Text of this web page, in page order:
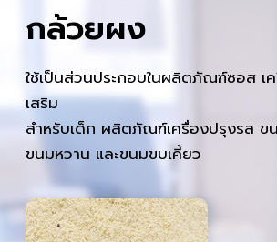
กล้วยผง
ใช้เป็นส่วนประกอบในผลิตภัณฑ์ซอส เ
เสริม
สำหรับเด็ก ผลิตภัณฑ์เครื่องปรุงรส ข
ขนมหวาน และขนมขบเคี้ยว